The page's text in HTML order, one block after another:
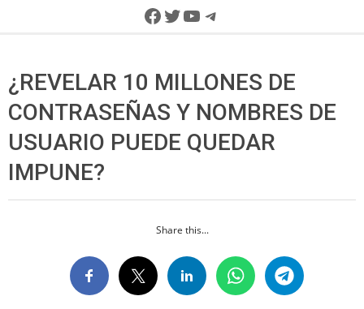
Facebook
Twitter
YouTube
Telegram
¿REVELAR 10 MILLONES DE
CONTRASEÑAS Y NOMBRES DE
USUARIO PUEDE QUEDAR
IMPUNE?
Share this...